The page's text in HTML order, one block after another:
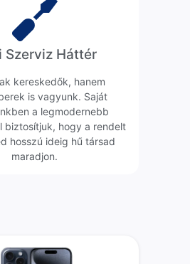
Szerviz Háttér
kereskedők, hanem
is vagyunk. Saját
a legmodernebb
biztosítjuk, hogy a rendelt
hosszú ideig hű társad
maradjon.